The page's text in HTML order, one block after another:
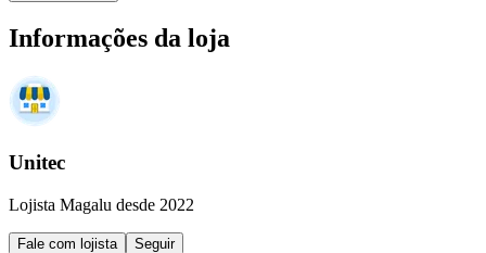
Informações da loja
Unitec
Lojista Magalu desde 2022
Fale com lojista Seguir